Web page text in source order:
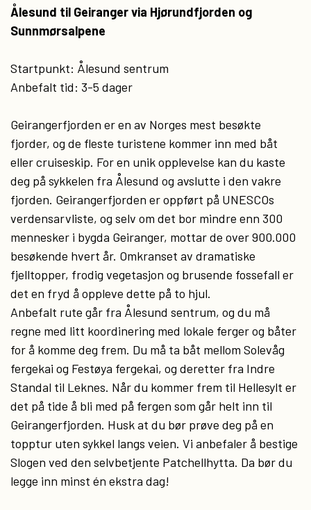
Ålesund til Geiranger via Hjørundfjorden og
Sunnmørsalpene
Startpunkt: Ålesund sentrum
Anbefalt tid: 3-5 dager
Geirangerfjorden er en av Norges mest besøkte
fjorder, og de fleste turistene kommer inn med båt
eller cruiseskip. For en unik opplevelse kan du kaste
deg på sykkelen fra Ålesund og avslutte i den vakre
fjorden. Geirangerfjorden er oppført på UNESCOs
verdensarvliste, og selv om det bor mindre enn 300
mennesker i bygda Geiranger, mottar de over 900.000
besøkende hvert år. Omkranset av dramatiske
fjelltopper, frodig vegetasjon og brusende fossefall er
det en fryd å oppleve dette på to hjul.
Anbefalt rute går fra Ålesund sentrum, og du må
regne med litt koordinering med lokale ferger og båter
for å komme deg frem. Du må ta båt mellom Solevåg
fergekai og Festøya fergekai, og deretter fra Indre
Standal til Leknes. Når du kommer frem til Hellesylt er
det på tide å bli med på fergen som går helt inn til
Geirangerfjorden. Husk at du bør prøve deg på en
topptur uten sykkel langs veien. Vi anbefaler å bestige
Slogen ved den selvbetjente Patchellhytta. Da bør du
legge inn minst én ekstra dag!